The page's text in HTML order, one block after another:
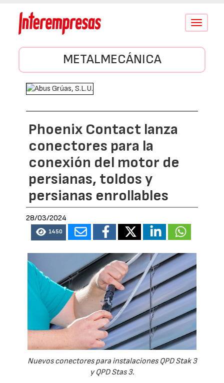
Conmutar
METALMECÁNICA
Phoenix Contact lanza
conectores para la
conexión del motor de
persianas, toldos y
persianas enrollables
28/03/2024
1450
Nuevos conectores para instalaciones QPD Stak 3
y QPD Stas 3.